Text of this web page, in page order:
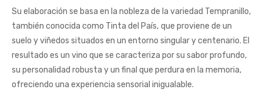
Su elaboración se basa en la nobleza de la variedad Tempranillo,
también conocida como Tinta del País, que proviene de un
suelo y viñedos situados en un entorno singular y centenario. El
resultado es un vino que se caracteriza por su sabor profundo,
su personalidad robusta y un final que perdura en la memoria,
ofreciendo una experiencia sensorial inigualable.